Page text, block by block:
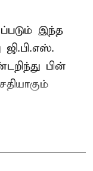
இந்த
ஜி.பி.எஸ்.
பின்